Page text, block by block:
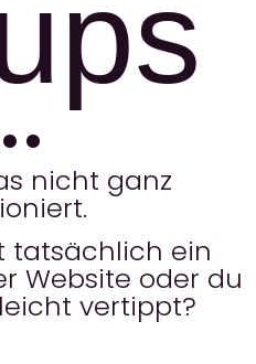
nicht ganz
tatsächlich ein
Website oder du
vertippt?